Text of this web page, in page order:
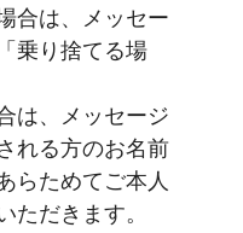
合は、メッセー
乗り捨てる場
は、メッセージ
れる方のお名前
らためてご本人
ただきます。